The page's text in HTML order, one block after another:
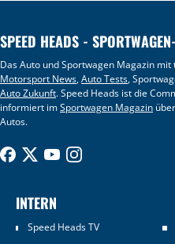
SPEED HEADS -
Das Auto und Sportwagen Magazin
Motorsport News,Auto Tests,
Auto Zukunft. Speed Heads ist die
informiert imSportwagen Magazin
Autos.
INTERN
Speed Heads TV